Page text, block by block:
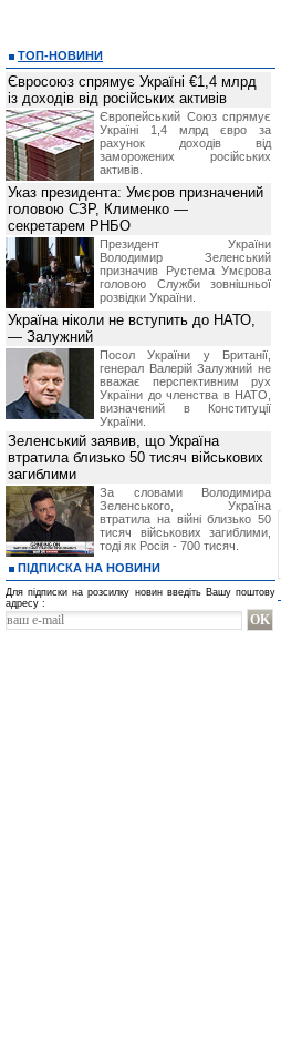
ТОП-НОВИНИ
Євросоюз спрямує Україні €1,4 млрд
із доходів від російських активів
Європейський Союз спрямує
Україні 1,4 млрд євро за
рахунок доходів від
заморожених російських
активів.
Указ президента: Умєров призначений
головою СЗР, Клименко —
секретарем РНБО
Президент України
Володимир Зеленський
призначив Pустема Умєрова
головою Служби зовнішньої
розвідки України.
Україна ніколи не вступить до НАТО,
— Залужний
Посол України у Британії,
генерал Валерій Залужний не
вважає перспективним рух
України до членства в НАТО,
визначений в Конституції
України.
Зеленський заявив, що Україна
втратила близько 50 тисяч військових
загиблими
За словами Володимира
Зеленського, Україна
втратила на війні близько 50
тисяч військових загиблими,
тоді як Росія - 700 тисяч.
ПІДПИСКА НА НОВИНИ
Для підписки на розсилку новин введіть Вашу поштову
адресу :